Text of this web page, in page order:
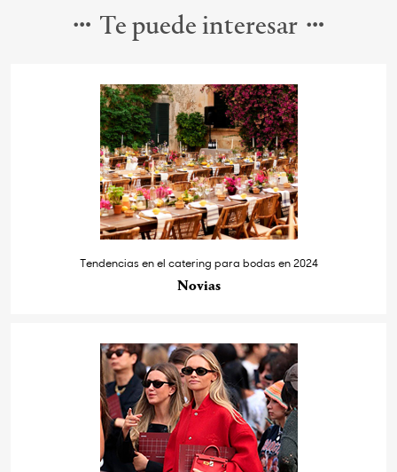
Te puede interesar
Tendencias en el catering para bodas en 2024
Novias